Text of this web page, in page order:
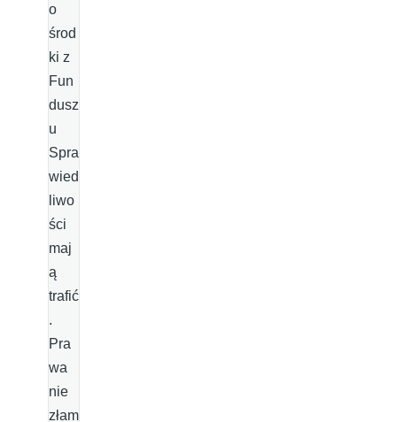
o
środ
ki z
Fun
dusz
u
Spra
wied
liwo
ści
maj
ą
trafić
.
Pra
wa
nie
złam